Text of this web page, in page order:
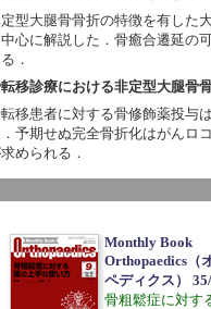
型大腿骨骨折の特徴を有した
心に解説した．骨癒合遷延の
．
移診療における非定型大腿骨
移患者に対する骨修飾薬投与
予期せぬ完全骨折化はがんロ
められる．
Monthly Book
Orthopaedics（
ペディクス）
骨粗鬆症に対す